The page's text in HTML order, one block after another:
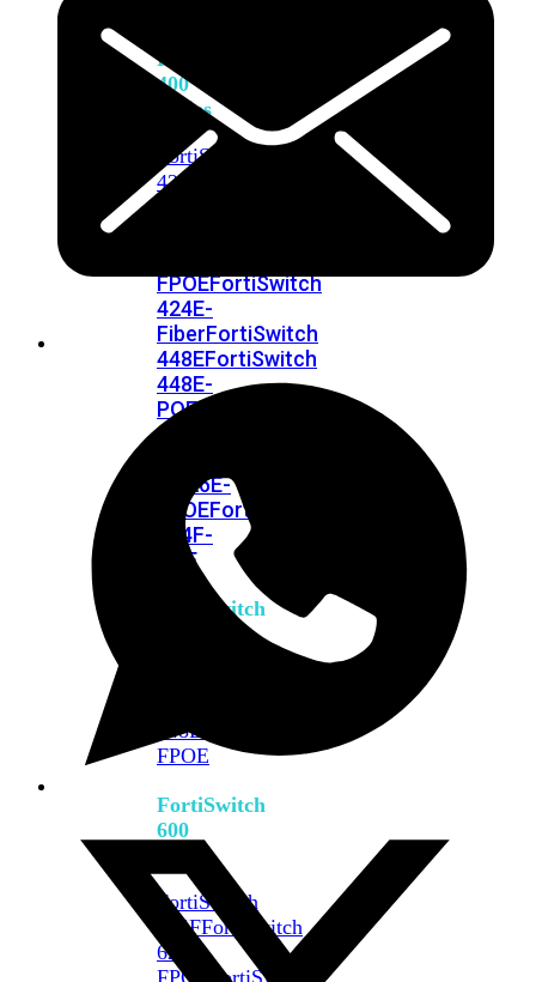
FortiSwitch
400
Series
FortiSwitch
424E
FPOEFortiSwitch
424E-
FiberFortiSwitch
448EFortiSwitch
448E-
POEFortiSwitch
448E-
M426E-
FPOEFortiSwitchRugged
424F-
POE
FortiSwitch
548D-
FPOE
FortiSwitch
600
Series
FortiSwitch
624FFortiSwitch
624F-
FPOE
FortiSwitch